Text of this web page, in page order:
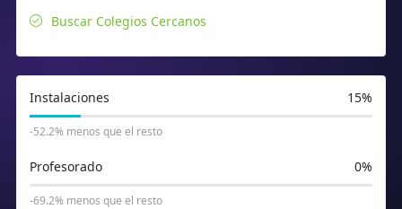
Buscar Colegios Cercanos
Instalaciones 15%
-52.2% menos que el resto
Profesorado 0%
-69.2% menos que el resto